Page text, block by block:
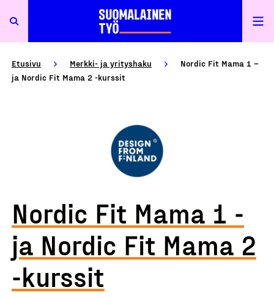
Etusivu Merkki- ja yrityshaku
Nordic Fit Mama 1 –
ja Nordic Fit Mama 2 -kurssit
Nordic Fit Mama 1 -
ja Nordic Fit Mama 2
-kurssit